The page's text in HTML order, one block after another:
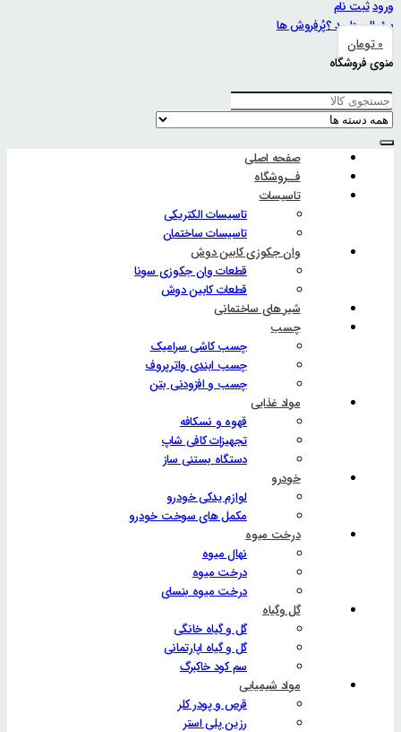
ورودثبت نام
سئوالی دارید ؟پُرفروش ها
0تومان
منوی فروشگاه
صفحه اصلی
فــروشگاه
تاسیسات
تاسیسات الکتریکی
تاسیسات ساختمان
وان جکوزی کابین دوش
قطعات وان جکوزی سونا
قطعات کابین دوش
شیر های ساختمانی
چسب
چسب کاشی سرامیک
چسب ابندی واترپروف
چسب و افزودنی بتن
مواد غذایی
قهوه و نسکافه
تجهیزات کافی شاپ
دستگاه بستنی ساز
خودرو
لوازم یدکی خودرو
مکمل های سوخت خودرو
درخت میوه
نهال میوه
درخت میوه
درخت میوه بنسای
گل وگیاه
گل و گیاه خانگی
گل و گیاه اپارتمانی
سم کود خاکبرگ
مواد شیمیایی
قرص و پودر کلر
رزین پلی استر